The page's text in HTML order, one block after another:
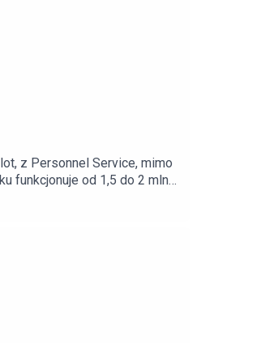
z Personnel Service, mimo
funkcjonuje od 1,5 do 2 mln